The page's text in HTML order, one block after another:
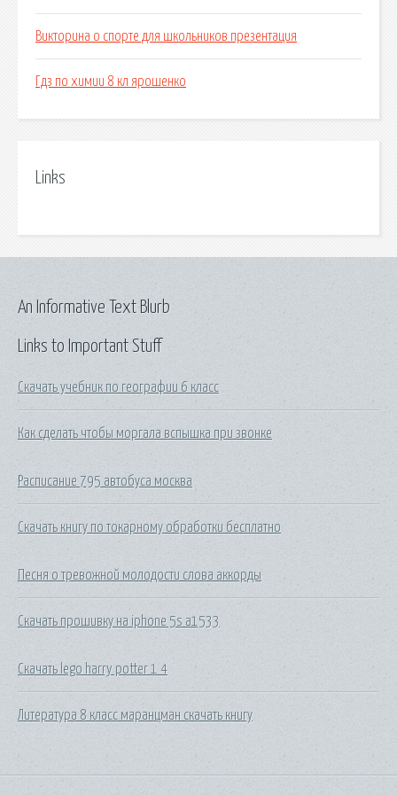
Викторина о спорте для школьников презентация
Гдз по химии 8 кл ярошенко
Links
Links to Important Stuff
Скачать учебник по географии 6 класс
Как сделать чтобы моргала вспышка при звонке
Расписание 795 автобуса москва
Скачать книгу по токарному обработки бесплатно
Песня о тревожной молодости слова аккорды
Скачать прошивку на iphone 5s a1533
Скачать lego harry potter 1 4
Литература 8 класс маранцман скачать книгу
An Informative Text Blurb